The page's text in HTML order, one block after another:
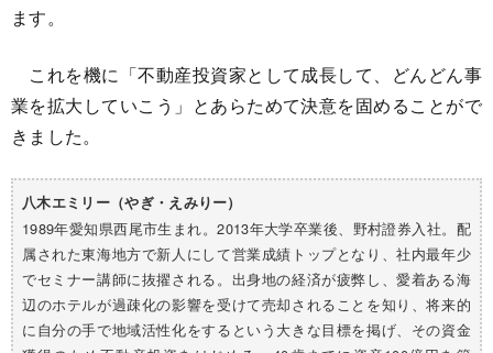
ます。
これを機に「不動産投資家として成長して、どんどん事
業を拡大していこう」とあらためて決意を固めることがで
きました。
八木エミリー（やぎ・えみりー）
1989年愛知県西尾市生まれ。2013年大学卒業後、野村證券入社。配
属された東海地方で新人にして営業成績トップとなり、社内最年少
でセミナー講師に抜擢される。出身地の経済が疲弊し、愛着ある海
辺のホテルが過疎化の影響を受けて売却されることを知り、将来的
に自分の手で地域活性化をするという大きな目標を掲げ、その資金